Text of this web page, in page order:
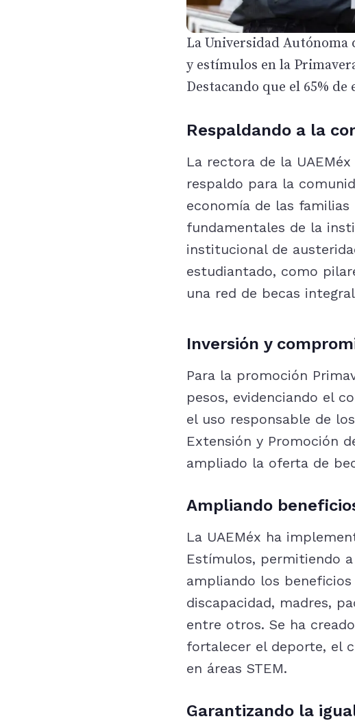
La Universidad Autónoma
y estímulos en la
Destacando que el 65%
Respaldando a la
La rectora de la
respaldo para la
economía de las
fundamentales de la
institucional de
estudiantado, como
una red de becas
Inversión y
Para la promoción
pesos, evidenciando el
el uso responsable de
Extensión y Promoción
ampliado la oferta de
Ampliando
La UAEMéx ha
Estímulos, permitiendo
ampliando los
discapacidad, madres,
entre otros. Se ha
fortalecer el deporte, el
en áreas STEM.
Garantizando la